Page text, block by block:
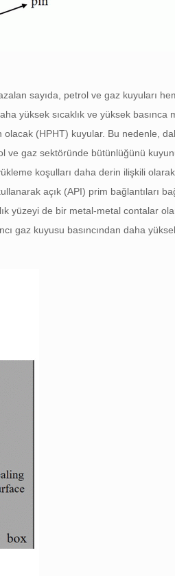
sayıda, petrol ve gaz kuyuları
yüksek sıcaklık ve yüksek
(HPHT) kuyular. Bu nedenle,
gaz sektöründe bütünlüğünü
koşulları daha derin ilişkili
açık (API) prim bağlantıları
yüzeyi de bir metal-metal contalar
gaz kuyusu basıncından daha